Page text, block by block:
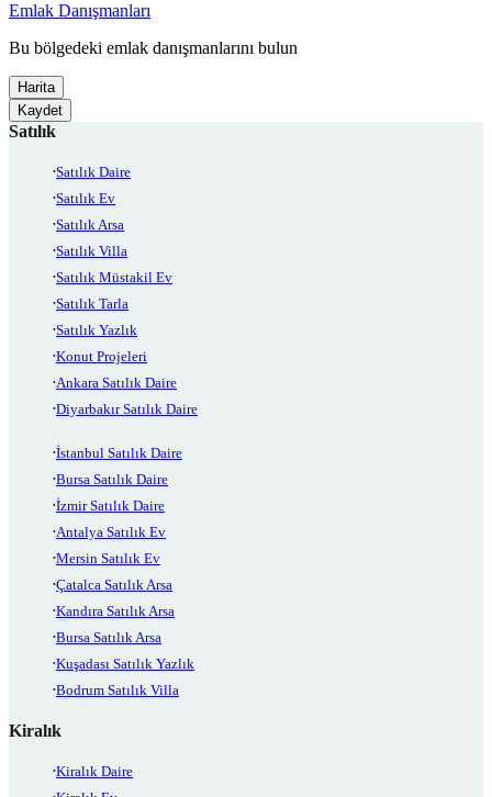
Emlak Danışmanları
Bu bölgedeki emlak danışmanlarını bulun
Harita
Kaydet
Satılık
Satılık Daire
Satılık Ev
Satılık Arsa
Satılık Villa
Satılık Müstakil Ev
Satılık Tarla
Satılık Yazlık
Konut Projeleri
Ankara Satılık Daire
Diyarbakır Satılık Daire
İstanbul Satılık Daire
Bursa Satılık Daire
İzmir Satılık Daire
Antalya Satılık Ev
Mersin Satılık Ev
Çatalca Satılık Arsa
Kandıra Satılık Arsa
Bursa Satılık Arsa
Kuşadası Satılık Yazlık
Bodrum Satılık Villa
Kiralık
Kiralık Daire